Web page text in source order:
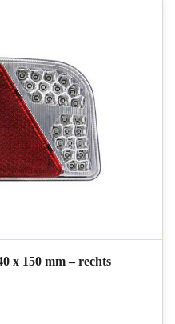
x 150 mm – rechts